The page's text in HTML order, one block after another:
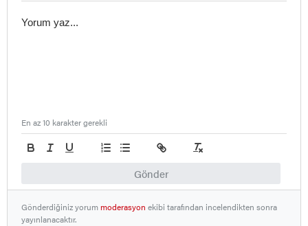
Gönder
En az 10 karakter gerekli
Gönderdiğiniz yorummoderasyon ekibi tarafından incelendikten sonra
yayınlanacaktır.